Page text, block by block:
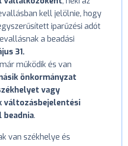
kell jelölnie, hogy
iparűzési adót
a beadási
31.
működik és van
önkormányzat
vagy
változásbejelentési
.
van székhelye és